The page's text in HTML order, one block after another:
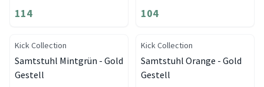
114 104
Kick Collection
Samtstuhl Mintgrün - Gold
Gestell
Kick Collection
Samtstuhl Orange - Gold
Gestell